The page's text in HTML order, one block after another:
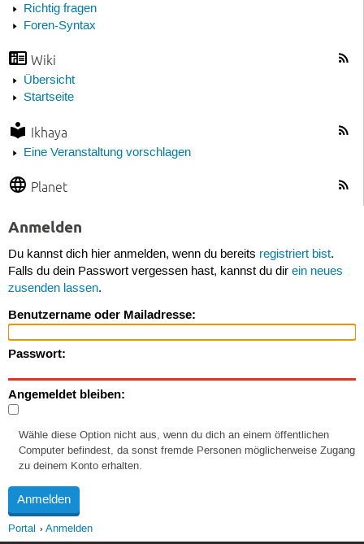
Richtig fragen
Foren-Syntax
Wiki
Übersicht
Startseite
Ikhaya
Eine Veranstaltung vorschlagen
Planet
Anmelden
Du kannst dich hier anmelden, wenn du bereits registriert bist.
Falls du dein Passwort vergessen hast, kannst du dir ein neues
zusenden lassen.
Benutzername oder Mailadresse:
Passwort:
Angemeldet bleiben:
Wähle diese Option nicht aus, wenn du dich an einem öffentlichen
Computer befindest, da sonst fremde Personen möglicherweise Zugang
zu deinem Konto erhalten.
Portal Anmelden